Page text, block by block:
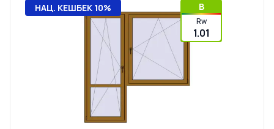
НАЦ. КЕШБЕК 10% B
Rw
1.01